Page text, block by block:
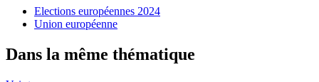
Elections européennes 2024
Union européenne
Dans la même thématique